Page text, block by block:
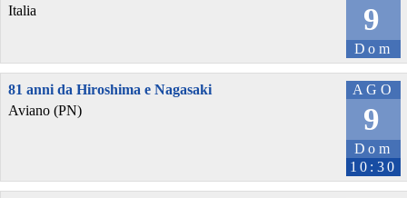
9
Dom
Italia
AGO
9
Dom
10:30
81 anni da Hiroshima e Nagasaki
Aviano (PN)